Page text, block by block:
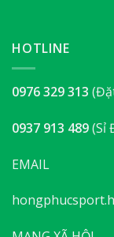
HOTLINE
0976 329 313
0937 913 489(Sỉ
EMAIL